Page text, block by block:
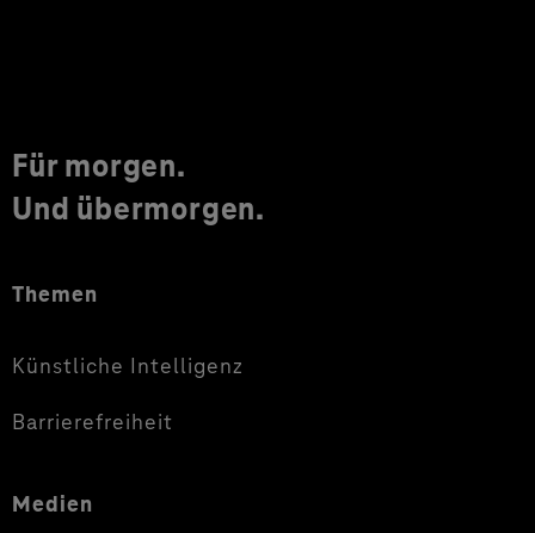
Für morgen.
Und übermorgen.
Themen
Künstliche Intelligenz
Barrierefreiheit
Medien